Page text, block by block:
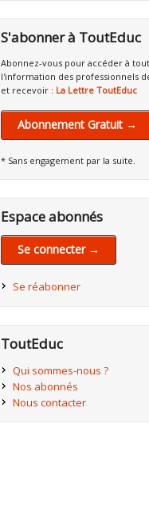
S'abonner à ToutEduc
Abonnez-vous pour accéder à
l'information des professionnels
et recevoir : La Lettre ToutEduc
Abonnement Gratuit →
* Sans engagement par la suite.
Espace abonnés
Se connecter →
Se réabonner
ToutEduc
Qui sommes-nous ?
Nos abonnés
Nous contacter